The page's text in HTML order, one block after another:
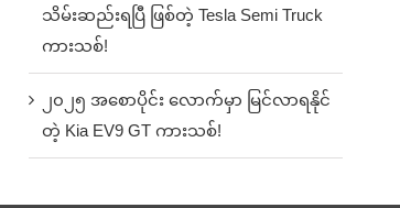
သိမ်းဆည်းရပြီ ဖြစ်တဲ့ Tesla Semi Truck
ကားသစ်!
၂၀၂၅ အစောပိုင်း လောက်မှာ မြင်လာရနိုင်
တဲ့ Kia EV9 GT ကားသစ်!